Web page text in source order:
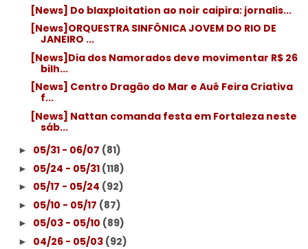
[News] Do blaxploitation ao noir caipira: jornalis...
[News]ORQUESTRA SINFÔNICA JOVEM DO RIO DE
JANEIRO ...
[News]Dia dos Namorados deve movimentar R$ 26
bilh...
[News] Centro Dragão do Mar e Auê Feira Criativa
f...
[News] Nattan comanda festa em Fortaleza neste
sáb...
► 05/31 - 06/07 (81)
► 05/24 - 05/31 (118)
► 05/17 - 05/24 (92)
► 05/10 - 05/17 (87)
► 05/03 - 05/10 (89)
► 04/26 - 05/03 (92)